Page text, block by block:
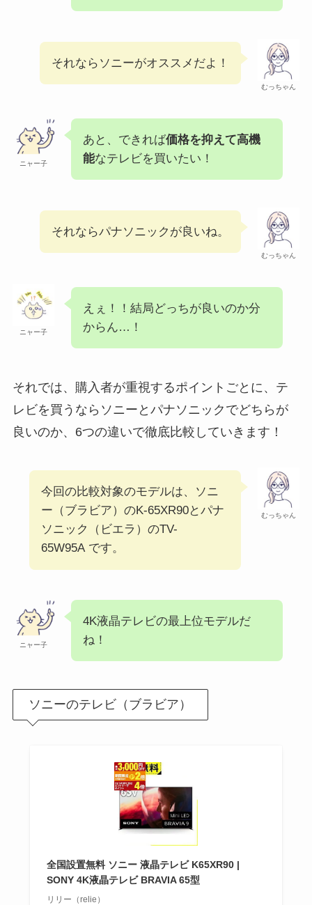
むっちゃん
それならソニーがオススメだよ！
ニャー子
あと、できれば価格を抑えて高機
能なテレビを買いたい！
むっちゃん
それならパナソニックが良いね。
ニャー子
えぇ！！結局どっちが良いのか分
からん…！
それでは、購入者が重視するポイントごとに、テ
レビを買うならソニーとパナソニックでどちらが
良いのか、6つの違いで徹底比較していきます！
むっちゃん
今回の比較対象のモデルは、ソニ
ー（ブラビア）のK-65XR90とパナ
ソニック（ビエラ）のTV-
65W95A です。
ニャー子
4K液晶テレビの最上位モデルだ
ね！
ソニーのテレビ（ブラビア）
全国設置無料 ソニー 液晶テレビ K65XR90 |
SONY 4K液晶テレビ BRAVIA 65型
リリー（relie）